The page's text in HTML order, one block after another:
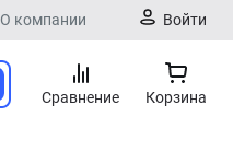
О компании Войти
Сравнение Корзина